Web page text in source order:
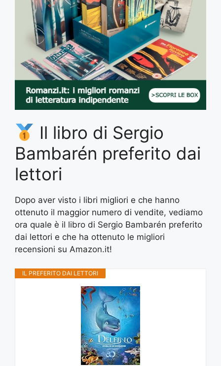
Il libro di Sergio
Bambarén preferito dai
lettori
Dopo aver visto i libri migliori e che hanno
ottenuto il maggior numero di vendite, vediamo
ora quale è il libro di Sergio Bambarén preferito
dai lettori e che ha ottenuto le migliori
recensioni su Amazon.it!
IL PREFERITO DAI LETTORI